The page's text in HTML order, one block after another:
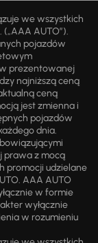
we wszystkich
AUTO”).
pojazdów
prezentowanej
najniższą ceną
ceną
jest zmienna i
pojazdów
dnia.
prawa z mocą
promocji udzielane
AAA AUTO
w formie
wyłącznie
w rozumieniu